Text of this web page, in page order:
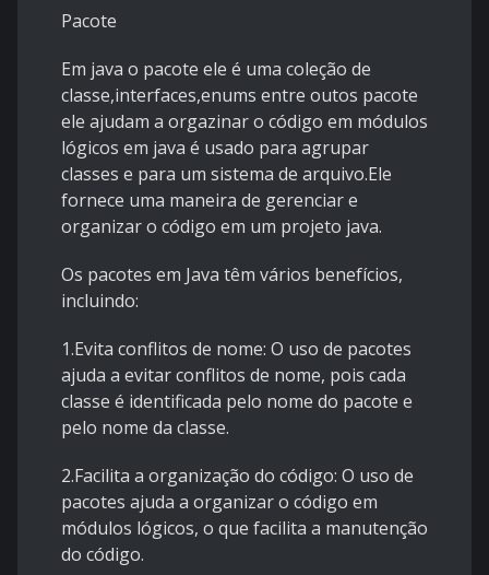
Pacote
Em java o pacote ele é uma coleção de
classe,interfaces,enums entre outos pacote
ele ajudam a orgazinar o código em módulos
lógicos em java é usado para agrupar
classes e para um sistema de arquivo.Ele
fornece uma maneira de gerenciar e
organizar o código em um projeto java.
Os pacotes em Java têm vários benefícios,
incluindo:
1.Evita conflitos de nome: O uso de pacotes
ajuda a evitar conflitos de nome, pois cada
classe é identificada pelo nome do pacote e
pelo nome da classe.
2.Facilita a organização do código: O uso de
pacotes ajuda a organizar o código em
módulos lógicos, o que facilita a manutenção
do código.